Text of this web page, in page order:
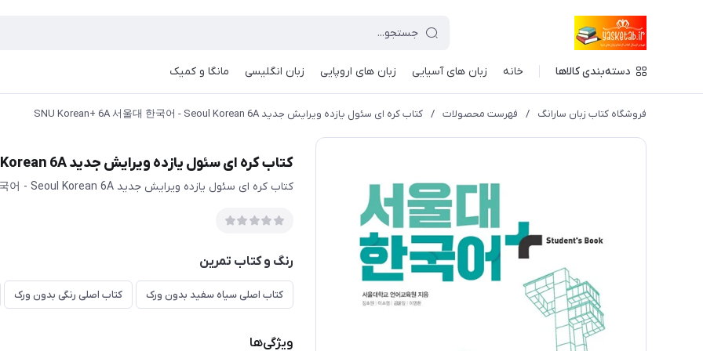
دسته‌بندی کالاها خانه زبان های آسیایی زبان های اروپایی زبان انگلیسی مانگا و کمیک
فروشگاه کتاب زبان سارانگ / فهرست محصولات / کتاب کره ای سئول یازده ویرایش جدید SNU Korean+ 6A 서울대 한국어 - Seoul Korean 6A
کتاب کره ای سئول یازده ویرایش جدید SNU Korean+ 6A 서울대 한국어 - Seoul Korean 6A
کتاب کره ای سئول یازده ویرایش جدید SNU Korean+ 6A 서울대 한국어 - Seoul Korean 6A
رنگ و کتاب تمرین
کتاب اصلی سیاه سفید بدون ورک کتاب اصلی رنگی بدون ورک
ویژگی‌ها